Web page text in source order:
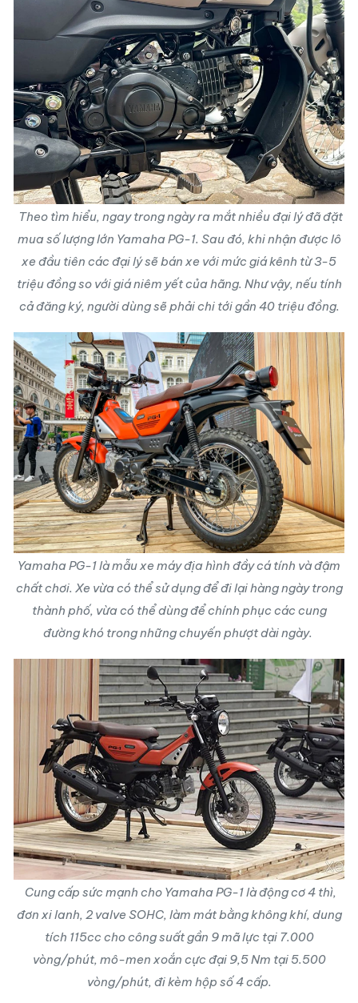
Theo tìm hiểu, ngay trong ngày ra mắt nhiều đại lý đã đặt
mua số lượng lớn Yamaha PG-1. Sau đó, khi nhận được lô
xe đầu tiên các đại lý sẽ bán xe với mức giá kênh từ 3-5
triệu đồng so với giá niêm yết của hãng. Như vậy, nếu tính
cả đăng ký, người dùng sẽ phải chi tới gần 40 triệu đồng.
Yamaha PG-1 là mẫu xe máy địa hình đầy cá tính và đậm
chất chơi. Xe vừa có thể sử dụng để đi lại hàng ngày trong
thành phố, vừa có thể dùng để chính phục các cung
đường khó trong những chuyến phượt dài ngày.
Cung cấp sức mạnh cho Yamaha PG-1 là động cơ 4 thì,
đơn xi lanh, 2 valve SOHC, làm mát bằng không khí, dung
tích 115cc cho công suất gần 9 mã lực tại 7.000
vòng/phút, mô-men xoắn cực đại 9,5 Nm tại 5.500
vòng/phút, đi kèm hộp số 4 cấp.